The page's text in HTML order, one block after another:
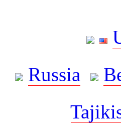
Russia